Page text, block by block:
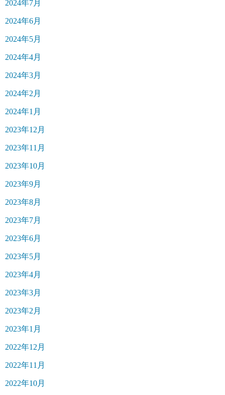
2024年7月
2024年6月
2024年5月
2024年4月
2024年3月
2024年2月
2024年1月
2023年12月
2023年11月
2023年10月
2023年9月
2023年8月
2023年7月
2023年6月
2023年5月
2023年4月
2023年3月
2023年2月
2023年1月
2022年12月
2022年11月
2022年10月